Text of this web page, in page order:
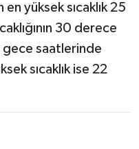
yüksek sıcaklık 25
30 derece
gece saatlerinde
sıcaklık ise 22